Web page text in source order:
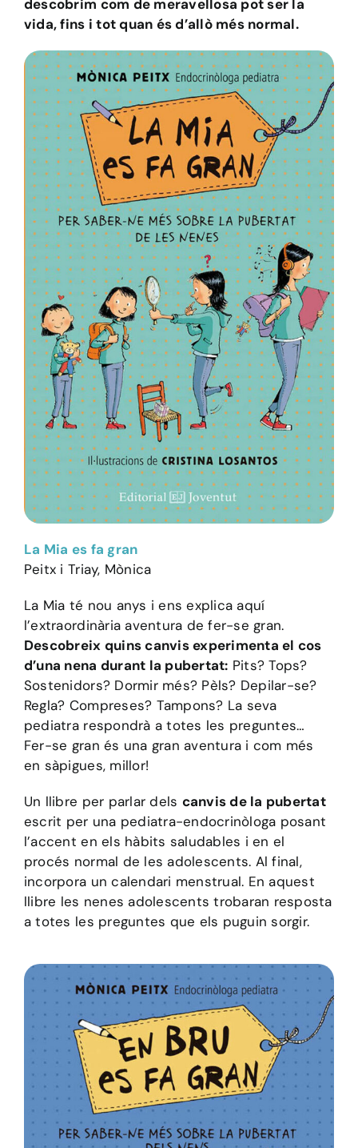
descobrim com de meravellosa pot ser la
vida, fins i tot quan és d’allò més normal.
La Mia es fa gran
Peitx i Triay, Mònica
La Mia té nou anys i ens explica aquí
l’extraordinària aventura de fer-se gran.
Descobreix quins canvis experimenta el cos
d’una nena durant la pubertat: Pits? Tops?
Sostenidors? Dormir més? Pèls? Depilar-se?
Regla? Compreses? Tampons? La seva
pediatra respondrà a totes les preguntes…
Fer-se gran és una gran aventura i com més
en sàpigues, millor!
Un llibre per parlar dels canvis de la pubertat
escrit per una pediatra-endocrinòloga posant
l’accent en els hàbits saludables i en el
procés normal de les adolescents. Al final,
incorpora un calendari menstrual. En aquest
llibre les nenes adolescents trobaran resposta
a totes les preguntes que els puguin sorgir.